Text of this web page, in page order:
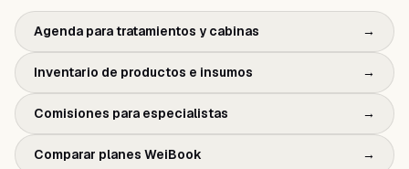
Agenda para tratamientos y cabinas →
Inventario de productos e insumos →
Comisiones para especialistas →
Comparar planes WeiBook →